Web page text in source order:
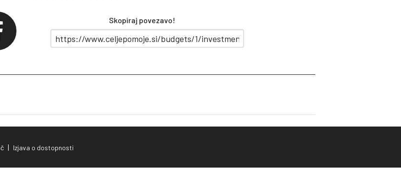
Skopiraj povezavo!
| Izjava o dostopnosti